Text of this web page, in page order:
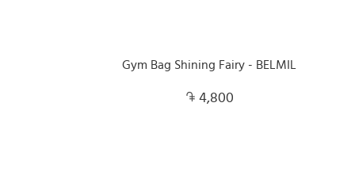
Gym Bag Shining Fairy - BELMIL
4,800